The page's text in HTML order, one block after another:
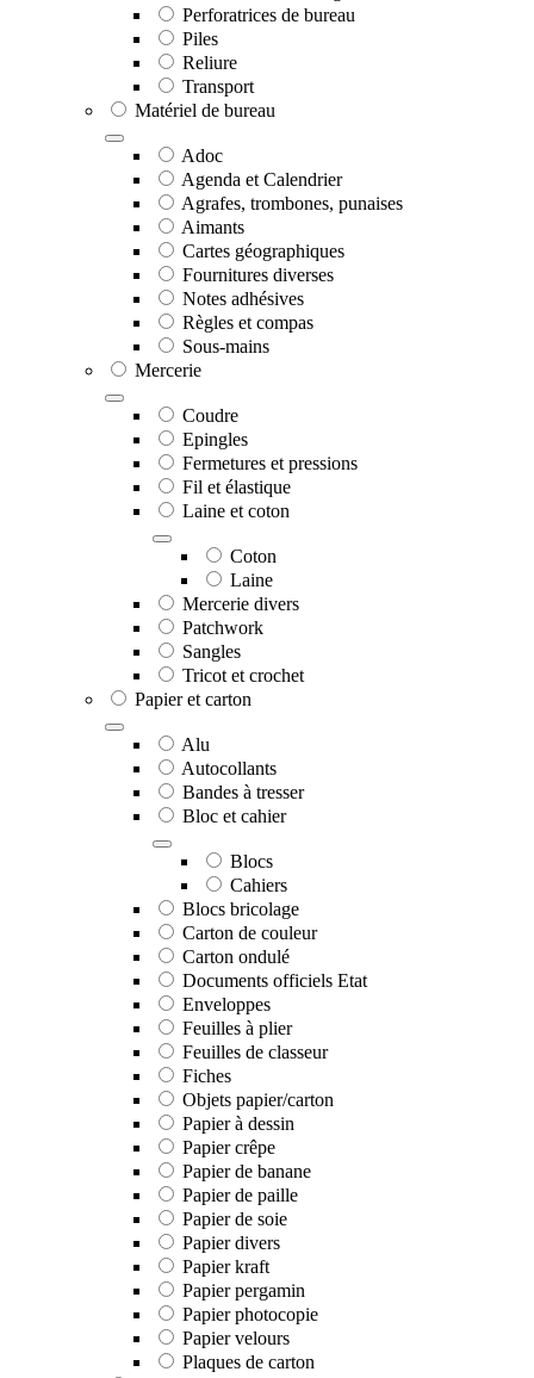
Perforatrices de bureau
Piles
Reliure
Transport
Matériel de bureau
Adoc
Agenda et Calendrier
Agrafes, trombones, punaises
Aimants
Cartes géographiques
Fournitures diverses
Notes adhésives
Règles et compas
Sous-mains
Mercerie
Coudre
Epingles
Fermetures et pressions
Fil et élastique
Laine et coton
Coton
Laine
Mercerie divers
Patchwork
Sangles
Tricot et crochet
Papier et carton
Alu
Autocollants
Bandes à tresser
Bloc et cahier
Blocs
Cahiers
Blocs bricolage
Carton de couleur
Carton ondulé
Documents officiels Etat
Enveloppes
Feuilles à plier
Feuilles de classeur
Fiches
Objets papier/carton
Papier à dessin
Papier crêpe
Papier de banane
Papier de paille
Papier de soie
Papier divers
Papier kraft
Papier pergamin
Papier photocopie
Papier velours
Plaques de carton